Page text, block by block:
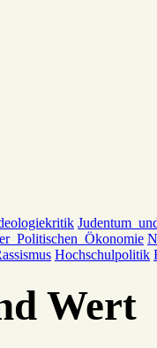
Hochschulpolitik
Wert